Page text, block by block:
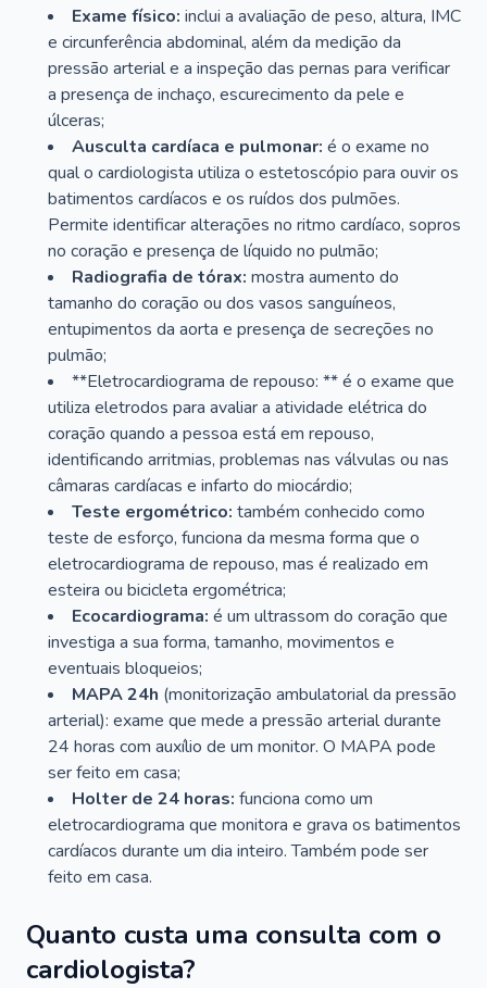
Exame físico: inclui a avaliação de peso, altura, IMC
e circunferência abdominal, além da medição da
pressão arterial e a inspeção das pernas para verificar
a presença de inchaço, escurecimento da pele e
úlceras;
Ausculta cardíaca e pulmonar: é o exame no
qual o cardiologista utiliza o estetoscópio para ouvir os
batimentos cardíacos e os ruídos dos pulmões.
Permite identificar alterações no ritmo cardíaco, sopros
no coração e presença de líquido no pulmão;
Radiografia de tórax: mostra aumento do
tamanho do coração ou dos vasos sanguíneos,
entupimentos da aorta e presença de secreções no
pulmão;
**Eletrocardiograma de repouso: ** é o exame que
utiliza eletrodos para avaliar a atividade elétrica do
coração quando a pessoa está em repouso,
identificando arritmias, problemas nas válvulas ou nas
câmaras cardíacas e infarto do miocárdio;
Teste ergométrico: também conhecido como
teste de esforço, funciona da mesma forma que o
eletrocardiograma de repouso, mas é realizado em
esteira ou bicicleta ergométrica;
Ecocardiograma: é um ultrassom do coração que
investiga a sua forma, tamanho, movimentos e
eventuais bloqueios;
MAPA 24h (monitorização ambulatorial da pressão
arterial): exame que mede a pressão arterial durante
24 horas com auxílio de um monitor. O MAPA pode
ser feito em casa;
Holter de 24 horas: funciona como um
eletrocardiograma que monitora e grava os batimentos
cardíacos durante um dia inteiro. Também pode ser
feito em casa.
Quanto custa uma consulta com o
cardiologista?